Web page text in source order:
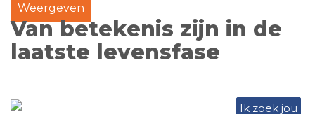
Weergeven
Van betekenis zijn in de
laatste levensfase
Ik zoek jou